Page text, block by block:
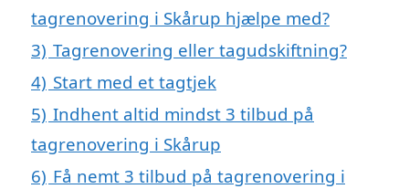
tagrenovering i Skårup hjælpe med?
3) Tagrenovering eller tagudskiftning?
4) Start med et tagtjek
5) Indhent altid mindst 3 tilbud på
tagrenovering i Skårup
6) Få nemt 3 tilbud på tagrenovering i